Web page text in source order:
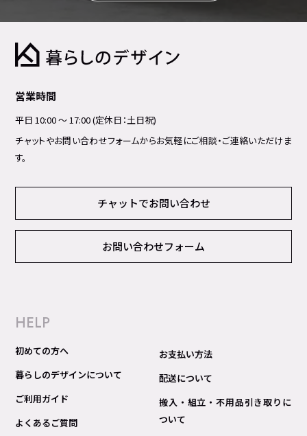
営業時間
平日 10:00 ～ 17:00 (定休日：土日祝)
チャットやお問い合わせフォームからお気軽にご相談・ご連絡いただけま
す。
チャットでお問い合わせ
お問い合わせフォーム
HELP
初めての方へ
暮らしのデザインについて
ご利用ガイド
よくあるご質問
お支払い方法
配送について
搬入・組立・不用品引き取りに
ついて